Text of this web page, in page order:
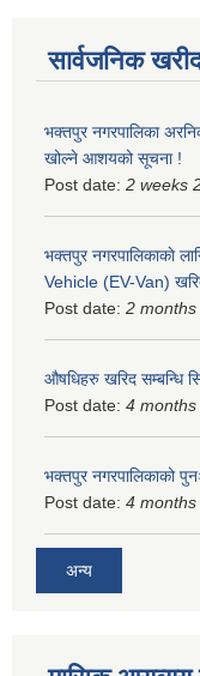
सार्वजनिक
भक्तपुर नगरपालिका
खोल्ने आशयको सूचना !
Post date: 2 weeks
भक्तपुर नगरपालिकाकाे
Vehicle (EV-Van)
Post date: 2
औषधिहरु खरिद सम्बन्धि
Post date: 4
भक्तपुर नगरपालिकाको
Post date: 4
अन्य